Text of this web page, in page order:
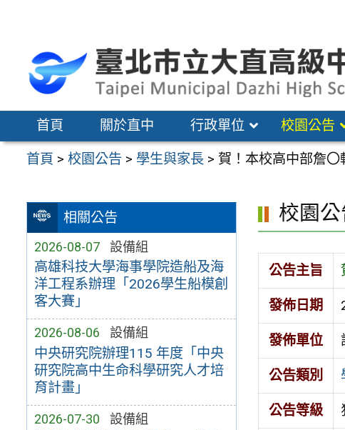
區
首頁 關於直中 行政單位 校園公告
首頁 >校園公告 > 學生與家長 >賀！本校高中部詹〇
相關公告
2026-08-07 設備組
高雄科技大學海事學院造船及海
洋工程系辦理「2026學生船模創
客大賽」
2026-08-06 設備組
中央研究院辦理115 年度「中央
研究院高中生命科學研究人才培
育計畫」
2026-07-30 設備組
校園
公告主旨
發佈日期
發佈單位
公告類別
公告等級